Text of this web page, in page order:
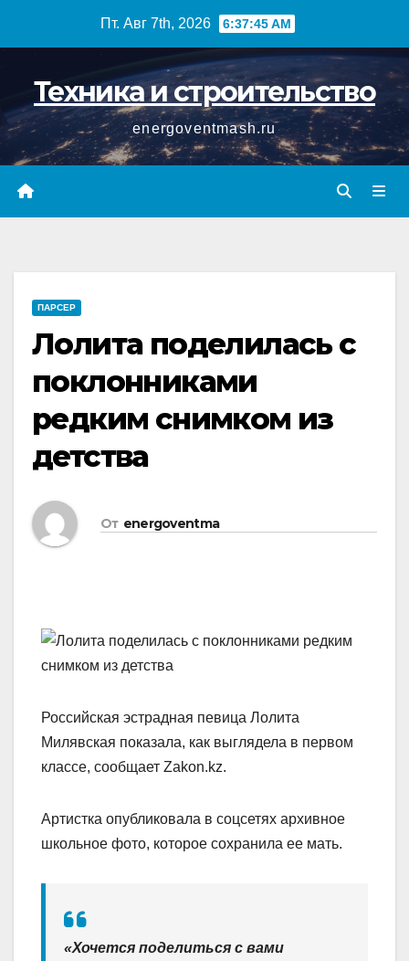
Пт. Авг 7th, 2026 6:37:45 AM
Техника и строительство
energoventmash.ru
ПАРСЕР
Лолита поделилась с
поклонниками
редким снимком из
детства
От energoventma
Российская эстрадная певица Лолита
Милявская показала, как выглядела в первом
классе, сообщает Zakon.kz.
Артистка опубликовала в соцсетях архивное
школьное фото, которое сохранила ее мать.
«Хочется поделиться с вами